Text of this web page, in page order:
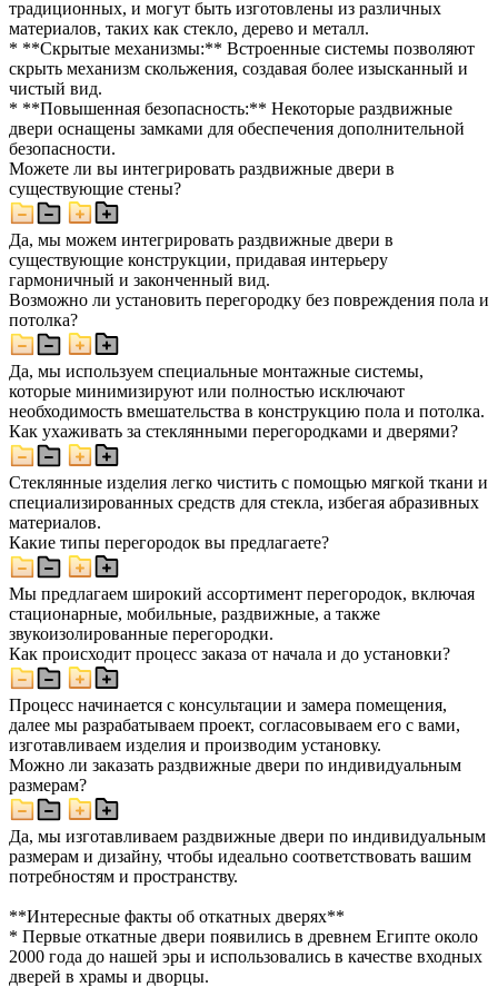
традиционных, и могут быть изготовлены из различных
материалов, таких как стекло, дерево и металл.
* **Скрытые механизмы:** Встроенные системы позволяют
скрыть механизм скольжения, создавая более изысканный и
чистый вид.
* **Повышенная безопасность:** Некоторые раздвижные
двери оснащены замками для обеспечения дополнительной
безопасности.
Можете ли вы интегрировать раздвижные двери в
существующие стены?
Да, мы можем интегрировать раздвижные двери в
существующие конструкции, придавая интерьеру
гармоничный и законченный вид.
Возможно ли установить перегородку без повреждения пола и
потолка?
Да, мы используем специальные монтажные системы,
которые минимизируют или полностью исключают
необходимость вмешательства в конструкцию пола и потолка.
Как ухаживать за стеклянными перегородками и дверями?
Стеклянные изделия легко чистить с помощью мягкой ткани и
специализированных средств для стекла, избегая абразивных
материалов.
Какие типы перегородок вы предлагаете?
Мы предлагаем широкий ассортимент перегородок, включая
стационарные, мобильные, раздвижные, а также
звукоизолированные перегородки.
Как происходит процесс заказа от начала и до установки?
Процесс начинается с консультации и замера помещения,
далее мы разрабатываем проект, согласовываем его с вами,
изготавливаем изделия и производим установку.
Можно ли заказать раздвижные двери по индивидуальным
размерам?
Да, мы изготавливаем раздвижные двери по индивидуальным
размерам и дизайну, чтобы идеально соответствовать вашим
потребностям и пространству.
**Интересные факты об откатных дверях**
* Первые откатные двери появились в древнем Египте около
2000 года до нашей эры и использовались в качестве входных
дверей в храмы и дворцы.